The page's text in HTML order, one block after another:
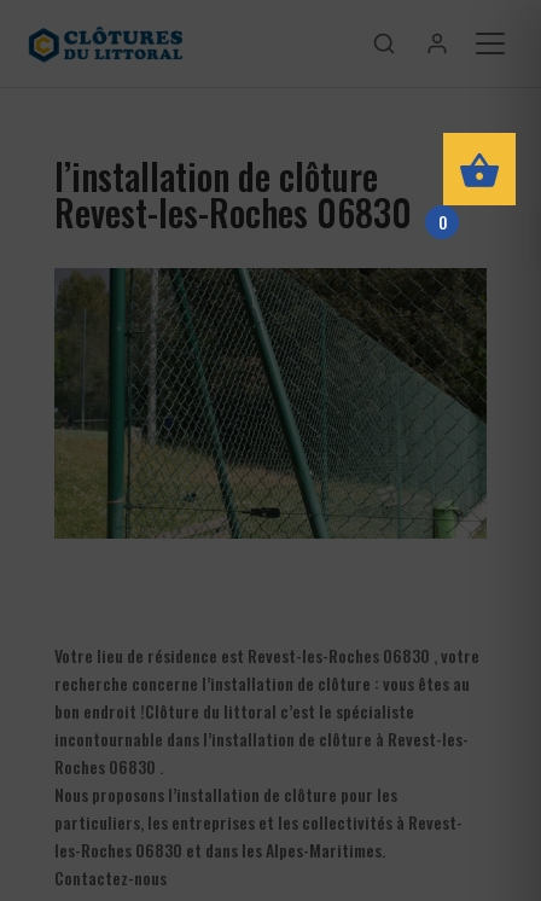
l’installation de clôture
Revest-les-Roches 06830
Votre lieu de résidence est Revest-les-Roches 06830 , votre
recherche concerne l’installation de clôture : vous êtes au
bon endroit !Clôture du littoral c’est le spécialiste
incontournable dans l’installation de clôture à Revest-les-
Roches 06830 .
Nous proposons l’installation de clôture pour les
particuliers, les entreprises et les collectivités à Revest-
les-Roches 06830 et dans les Alpes-Maritimes.
Contactez-nous
0